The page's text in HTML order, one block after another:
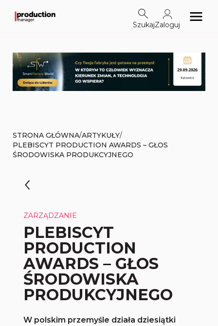
SzukajZaloguj
STRONA GŁÓWNA/ARTYKUŁY/
PLEBISCYT PRODUCTION AWARDS – GŁOS
ŚRODOWISKA PRODUKCYJNEGO
ZARZĄDZANIE
PLEBISCYT
PRODUCTION
AWARDS – GŁOS
ŚRODOWISKA
PRODUKCYJNEGO
W polskim przemyśle działa dziesiątki